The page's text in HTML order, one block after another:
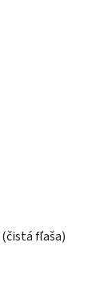
fľaša)